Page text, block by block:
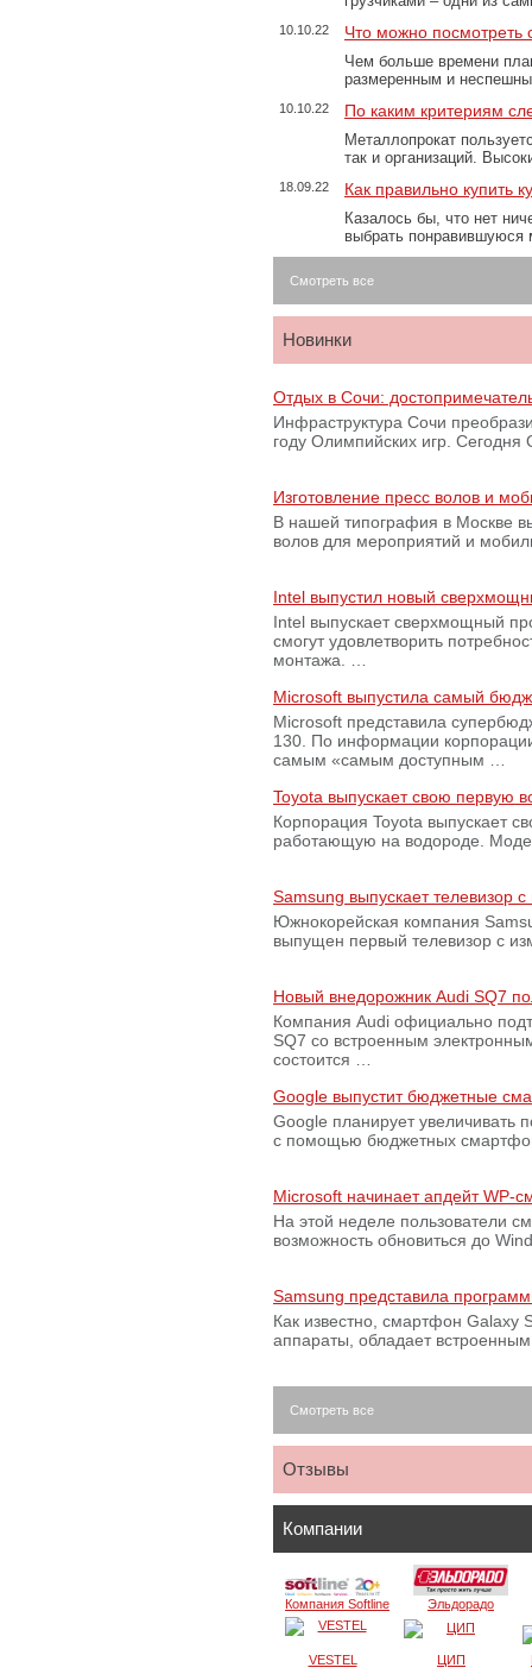
10.10.22 Что можно посмотреть
Чем больше времени
размеренным и
10.10.22 По каким критериям
Металлопрокат
так и организаций.
18.09.22 Как правильно купить
Казалось бы, что нет
выбрать
Смотреть все
Новинки
Отдых в Сочи:
Инфраструктура Сочи
году Олимпийских игр.
Изготовление пресс волов и
В нашей типография в Москве
волов для мероприятий и
Intel выпустил новый
Intel выпускает сверхмощный
смогут удовлетворить
монтажа. …
Microsoft выпустила самый
Microsoft представила
130. По информации
самым «самым доступным …
Toyota выпускает свою первую
Корпорация Toyota выпускает
работающую на водороде.
Samsung выпускает телевизор
Южнокорейская компания
выпущен первый телевизор с
Новый внедорожник Audi SQ7
Компания Audi официально
SQ7 со встроенным
состоится …
Google выпустит бюджетные
Google планирует увеличивать
с помощью бюджетных
Microsoft начинает апдейт WP-
На этой неделе пользователи
возможность обновиться до
Samsung представила
Как известно, смартфон Galaxy
аппараты, обладает
Смотреть все
Отзывы
Компании
Компания Softline Эльдорадо
VESTEL ЦИП